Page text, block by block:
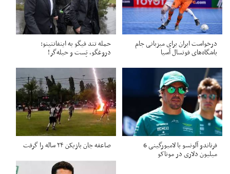
درخواست ایران برای میزبانی جام
باشگاه‌های فوتسال آسیا
حمله تند فیگو به اینفانتینو:
دروغگو، پَست‌ و حیله‌گر!
فرناندو آلونسو با لامبورگینی 6
میلیون دلاری در موناکو
صاعقه جان بازیکن ۲۴ ساله را گرفت